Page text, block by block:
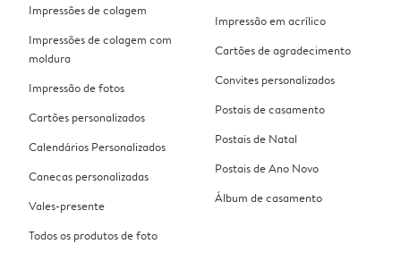
Impressões de colagem
Impressões de colagem com
moldura
Impressão de fotos
Cartões personalizados
Calendários Personalizados
Canecas personalizadas
Vales-presente
Todos os produtos de foto
Impressão em acrílico
Cartões de agradecimento
Convites personalizados
Postais de casamento
Postais de Natal
Postais de Ano Novo
Álbum de casamento